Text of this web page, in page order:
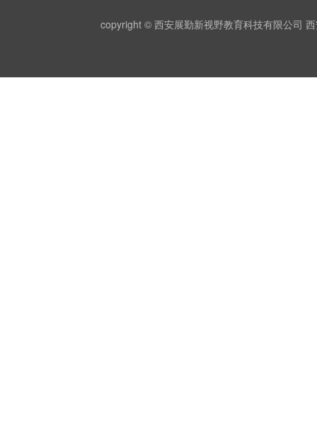
copyright © 西安展勤新视野教育科技有限公司